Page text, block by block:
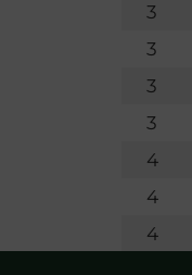
3
3
3
3
4
4
4